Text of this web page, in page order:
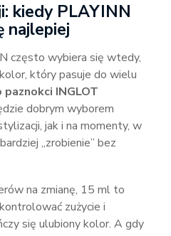
kiedy PLAYINN
najlepiej
często wybiera się wtedy,
który pasuje do wielu
INGLOT
dobrym wyborem
jak i na momenty, w
„zrobienie” bez
na zmianę, 15 ml to
zużycie i
się ulubiony kolor. A gdy